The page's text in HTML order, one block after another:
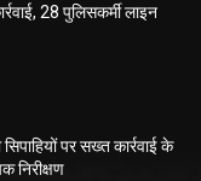
28 पुलिसकर्मी लाइन
पर सख्त कार्रवाई के
निरीक्षण